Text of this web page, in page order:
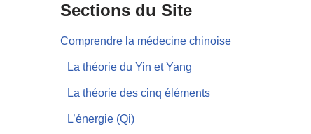
Sections du Site
Comprendre la médecine chinoise
La théorie du Yin et Yang
La théorie des cinq éléments
L’énergie (Qi)